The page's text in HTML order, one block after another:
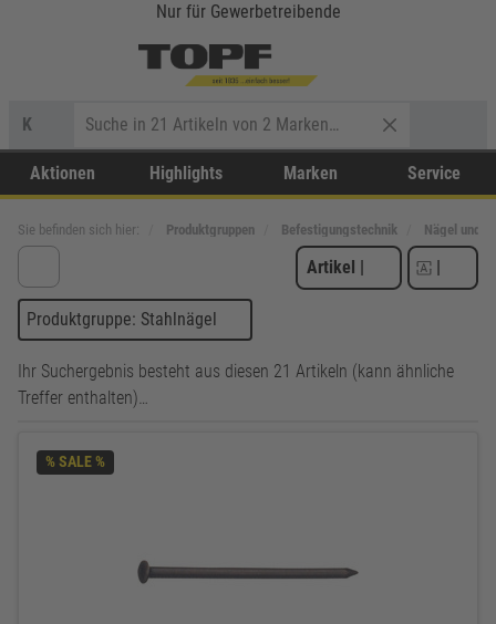
Nur für Gewerbetreibende
K
Aktionen Highlights Marken Service
Sie befinden sich hier: Produktgruppen Befestigungstechnik Nägel und
Artikel | |
Produktgruppe: Stahlnägel
Ihr Suchergebnis besteht aus diesen 21 Artikeln (kann ähnliche
Treffer enthalten)…
% SALE %